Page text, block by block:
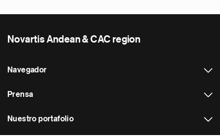
Novartis Andean & CAC region
Navegador
Prensa
Nuestro portafolio